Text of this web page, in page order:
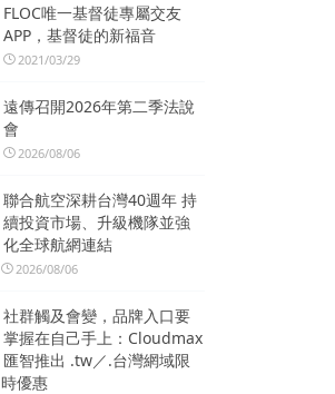
FLOC唯一基督徒專屬交友
APP，基督徒的新福音
2021/03/29
遠傳召開2026年第二季法說
會
2026/08/06
聯合航空深耕台灣40週年 持
續投資市場、升級機隊並強
化全球航網連結
2026/08/06
社群觸及會變，品牌入口要
掌握在自己手上：Cloudmax
匯智推出 .tw／.台灣網域限
時優惠